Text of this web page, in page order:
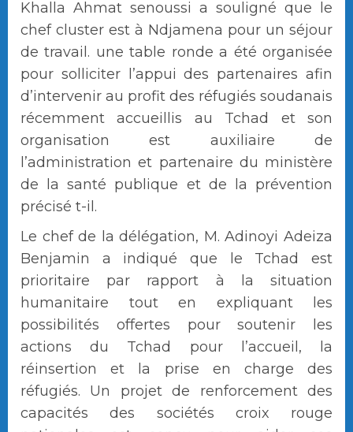
Khalla Ahmat senoussi a souligné que le
chef cluster est à Ndjamena pour un séjour
de travail. une table ronde a été organisée
pour solliciter l’appui des partenaires afin
d’intervenir au profit des réfugiés soudanais
récemment accueillis au Tchad et son
organisation est auxiliaire de
l’administration et partenaire du ministère
de la santé publique et de la prévention
précisé t-il.
Le chef de la délégation, M. Adinoyi Adeiza
Benjamin a indiqué que le Tchad est
prioritaire par rapport à la situation
humanitaire tout en expliquant les
possibilités offertes pour soutenir les
actions du Tchad pour l’accueil, la
réinsertion et la prise en charge des
réfugiés. Un projet de renforcement des
capacités des sociétés croix rouge